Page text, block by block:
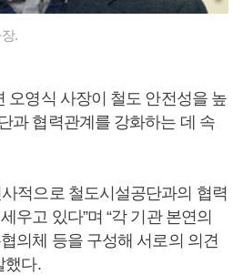
.
오영식 사장이 철도 안전성을 높
과 협력관계를 강화하는 데 속
적으로 철도시설공단과의 협력
우고 있다”며 “각 기관 본연의
의체 등을 구성해 서로의 의견
했다.